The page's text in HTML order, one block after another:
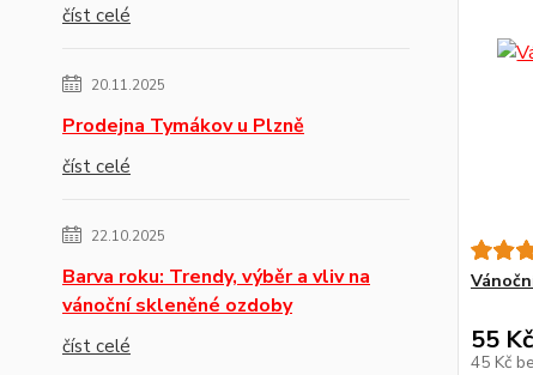
číst celé
20.11.2025
Prodejna Tymákov u Plzně
číst celé
22.10.2025
Barva roku: Trendy, výběr a vliv na
vánoční skleněné ozdoby
číst celé 55 Kč
45 Kč